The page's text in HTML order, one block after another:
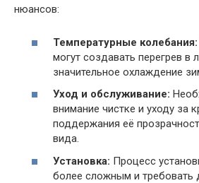
нюансов:
Температурные колебания:
могут создавать перегрев в
значительное охлаждение
Уход и обслуживание:
внимание чистке и уходу за
поддержания её
вида.
Установка: Процесс
более сложным и требовать